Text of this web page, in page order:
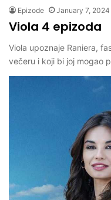
Epizode January 7, 2024
Viola 4 epizoda
Viola upoznaje Raniera,
večeru i koji bi joj mogao